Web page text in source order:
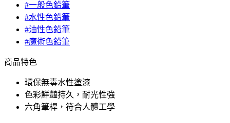
#一般色鉛筆
#水性色鉛筆
#油性色鉛筆
#魔術色鉛筆
商品特色
環保無毒水性塗漆
色彩鮮豔持久，耐光性強
六角筆桿，符合人體工學